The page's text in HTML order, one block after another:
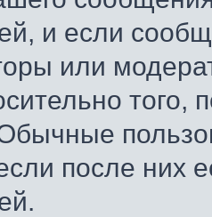
и если
или
после них